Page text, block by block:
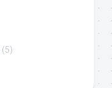
(5)